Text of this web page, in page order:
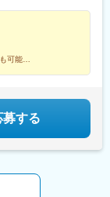
ャリアや希望条
分野や挑戦したい
提案します。会社
きる環境です。
・将来の方向性を
アサイン！★配属
喫煙防止対策：屋
田神社前駅、県庁
屋駅、浜松駅、祇
可能
募する